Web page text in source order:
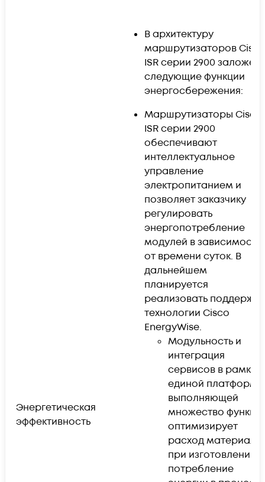
Энергетическая
эффективность
В архитектуру
маршрутизаторов Cisco
ISR серии 2900
следующие функции
энергосбережения:
Маршрутизаторы Cisco
ISR серии 2900
обеспечивают
интеллектуальное
управление
электропитанием и
позволяет заказчику
регулировать
энергопотребление
модулей в зависимости
от времени суток. В
дальнейшем
планируется
реализовать поддержку
технологии Cisco
EnergyWise.
Модульность и
интеграция
сервисов в рамках
единой
выполняющей
множество
оптимизирует
расход
при изготовлении и
потребление